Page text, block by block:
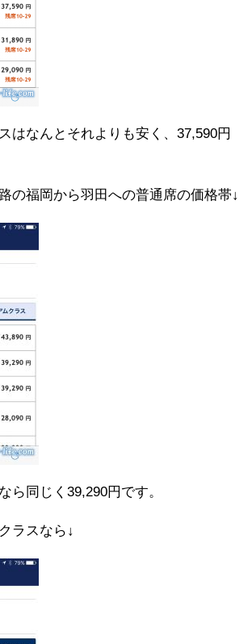
はなんとそれよりも安く、37,590円
の福岡から羽田への普通席の価格帯↓
ら同じく39,290円です。
ラスなら↓